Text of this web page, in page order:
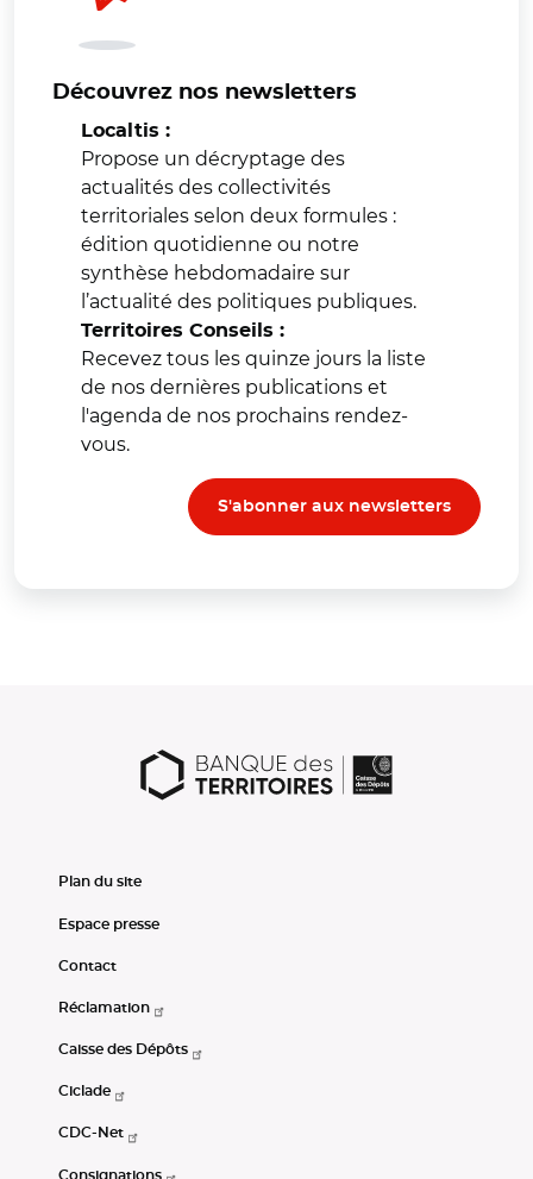
Découvrez nos newsletters
Localtis :
Propose un décryptage des
actualités des collectivités
territoriales selon deux formules :
édition quotidienne ou notre
synthèse hebdomadaire sur
l’actualité des politiques publiques.
Territoires Conseils :
Recevez tous les quinze jours la liste
de nos dernières publications et
l'agenda de nos prochains rendez-
vous.
S'abonner aux newsletters
Plan du site
Espace presse
Contact
Réclamation
Caisse des Dépôts
Ciclade
CDC-Net
Consignations